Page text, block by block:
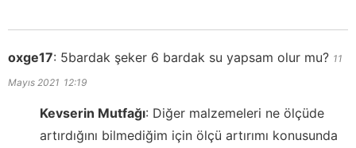
oxge17: 5bardak şeker 6 bardak su yapsam olur mu? 11
Mayıs 2021 12:19
Kevserin Mutfağı: Diğer malzemeleri ne ölçüde
artırdığını bilmediğim için ölçü artırımı konusunda